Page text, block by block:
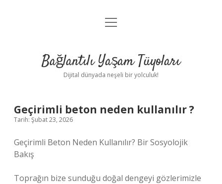
Anasayfa
Yasal Uyarı
menüyü
Bağlantılı Yaşam Tüyoları
Dijital dünyada neşeli bir yolculuk!
Geçirimli beton neden kullanılır ?
Tarih: Şubat 23, 2026
Geçirimli Beton Neden Kullanılır? Bir Sosyolojik
Bakış
Toprağın bize sunduğu doğal dengeyi gözlerimizle